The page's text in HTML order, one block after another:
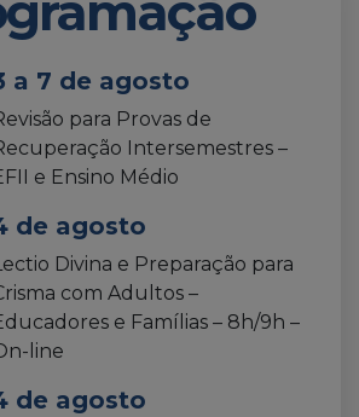
a 7 de agosto
para Provas de
Intersemestres –
e Ensino Médio
de agosto
Divina e Preparação para
com Adultos –
e Famílias – 8h/9h –
line
de agosto